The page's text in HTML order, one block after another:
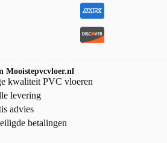
Mooistepvcvloer.nl
kwaliteit PVC vloeren
levering
advies
betalingen